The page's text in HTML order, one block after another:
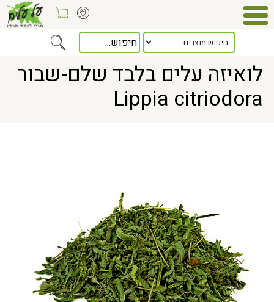
> לואיזה עלים בלבד שלם-שבור Lippia citriodora
לואיזה עלים בלבד שלם-שבור
Lippia citriodora